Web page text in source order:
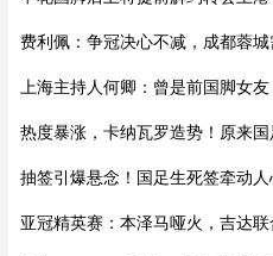
费利佩：争冠决心不减，成都蓉
上海主持人何卿：曾是前国脚女
热度暴涨，卡纳瓦罗造势！原来国
抽签引爆悬念！国足生死签牵动
亚冠精英赛：本泽马哑火，吉达